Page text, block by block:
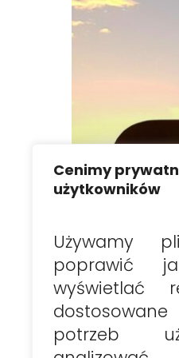
Cenimy
użytkowników
Używamy
poprawić
wyświetlać
potrzeb